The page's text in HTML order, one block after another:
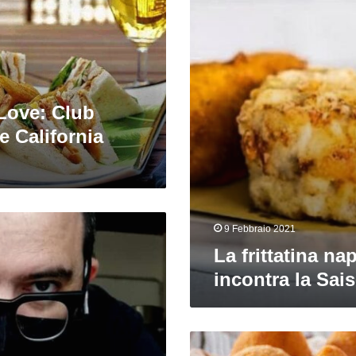
Club
California
9 Febbraio 2021
La frittatina
incontra la
Amore